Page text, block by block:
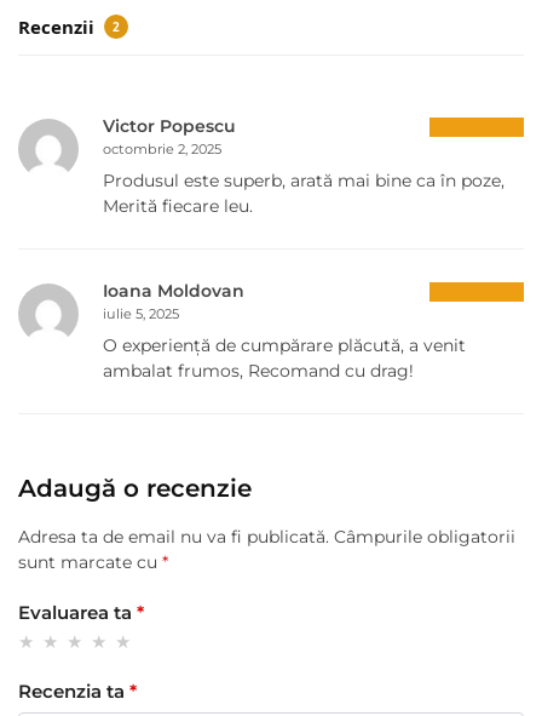
Recenzii 2
Victor Popescu
octombrie 2, 2025
Produsul este superb, arată mai bine ca în poze,
Merită fiecare leu.
Ioana Moldovan
iulie 5, 2025
O experiență de cumpărare plăcută, a venit
ambalat frumos, Recomand cu drag!
Adaugă o recenzie
Adresa ta de email nu va fi publicată. Câmpurile obligatorii
sunt marcate cu *
Evaluarea ta *
Recenzia ta *